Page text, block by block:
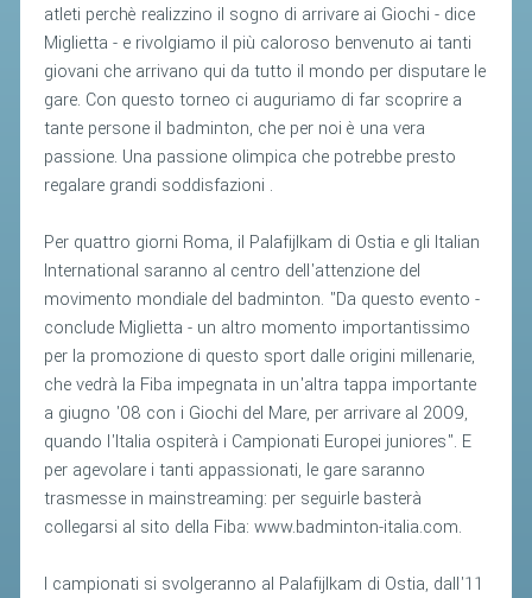
atleti perchè realizzino il sogno di arrivare ai Giochi - dice
Miglietta - e rivolgiamo il più caloroso benvenuto ai tanti
giovani che arrivano qui da tutto il mondo per disputare le
gare. Con questo torneo ci auguriamo di far scoprire a
tante persone il badminton, che per noi è una vera
passione. Una passione olimpica che potrebbe presto
regalare grandi soddisfazioni .
Per quattro giorni Roma, il Palafijlkam di Ostia e gli Italian
International saranno al centro dell'attenzione del
movimento mondiale del badminton. "Da questo evento -
conclude Miglietta - un altro momento importantissimo
per la promozione di questo sport dalle origini millenarie,
che vedrà la Fiba impegnata in un'altra tappa importante
a giugno '08 con i Giochi del Mare, per arrivare al 2009,
quando l'Italia ospiterà i Campionati Europei juniores". E
per agevolare i tanti appassionati, le gare saranno
trasmesse in mainstreaming: per seguirle basterà
collegarsi al sito della Fiba: www.badminton-italia.com.
I campionati si svolgeranno al Palafijlkam di Ostia, dall'11
QUOTE E TASSE
CONVENZIONI
ACCEDI AL TESSERAMENTO ON
LINE
ASSICURAZIONE
AFFILIARE UN ESD
CALENDARIO
COMUNICATI
ALBO D'ORO CAMPIONATI ITALIANI
CAMPIONATI A SQUADRE
EVENTI INTERNAZIONALI
CLASSIFICHE NAZIONALI